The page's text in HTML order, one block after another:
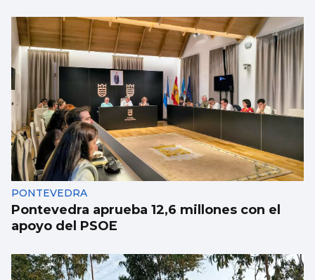
Nigrán, castigado sin bandera azul por
decisión municipal
PONTEVEDRA
Pontevedra aprueba 12,6 millones con el
apoyo del PSOE